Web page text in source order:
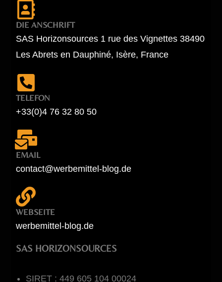
DIE ANSCHRIFT
SAS Horizonsources 1 rue des Vignettes 38490
Les Abrets en Dauphiné, Isère, France
TELEFON
+33(0)4 76 32 80 50
EMAIL
contact@werbemittel-blog.de
WEBSEITE
werbemittel-blog.de
SAS HORIZONSOURCES
SIRET : 449 605 104 00024